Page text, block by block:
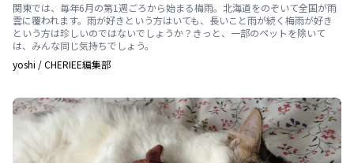
関東では、毎年6月の第1週ごろから始まる梅雨。北海道をのぞいて全国が雨
雲に覆われます。雨が好きという方はいても、長いこと雨が続く梅雨が好き
という方は珍しいのではないでしょうか？きっと、一部のペットを除いて
は、みんな同じ気持ちでしょう。
yoshi /CHERIEE編集部